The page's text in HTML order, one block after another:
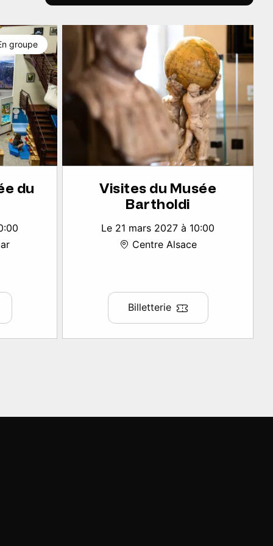
du
groupe
Visites du Musée
Bartholdi
Le 21 mars 2027 à 10:00
Centre Alsace
Billetterie